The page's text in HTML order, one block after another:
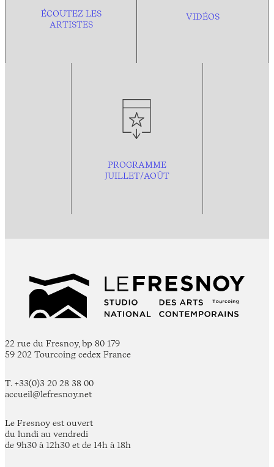
ÉCOUTEZ LES
ARTISTES
VIDÉOS
PROGRAMME
JUILLET/AOÛT
22 rue du Fresnoy, bp 80 179
59 202 Tourcoing cedex France
T. +33(0)3 20 28 38 00
accueil@lefresnoy.net
Le Fresnoy est ouvert
du lundi au vendredi
de 9h30 à 12h30 et de 14h à 18h